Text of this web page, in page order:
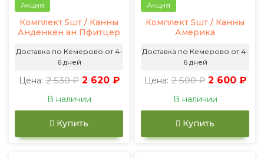
Акция
Комплект 5шт / Канны
Анденкен ан Пфитцер
Доставка по Кемерово от 4-
6 дней
Цена: 2 530 ₽ 2 620 ₽
В наличии
Купить
Акция
Комплект 5шт / Канны
Америка
Доставка по Кемерово от 4-
6 дней
Цена: 2 500 ₽ 2 600 ₽
В наличии
Купить